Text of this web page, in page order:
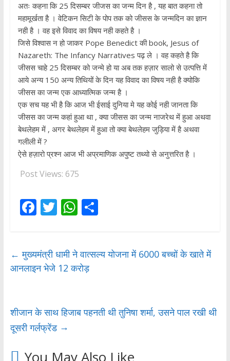
अतः कहना कि 25 दिसम्बर जीजस का जन्म दिन है , यह बात कहना तो
महामूर्खता है । वेटिकन सिटी के पोप तक को जीसस के जन्मदिन का ज्ञान
नही है । वह इसे विवाद का विषय नही कहते है ।
जिसे विश्वास न हो जाकर Pope Benedict की book, Jesus of
Nazareth: The Infancy Narratives पढ़ ले । वह कहते है कि
जीसस चाहे 25 दिसम्बर को जन्मे हो या अब तक हज़ार सालो से उत्पत्ति में
आये अन्य 150 अन्य तिथियों के दिन यह विवाद का विषय नही है क्योकि
जीसस का जन्म एक आध्यात्मिक जन्म है ।
एक सच यह भी है कि आज भी ईसाई दुनिया मे यह कोई नही जानता कि
जीसस का जन्म कहां हुआ था , क्या जीसस का जन्म नाजरेथ में हुआ अथवा
बेथलेहम में , अगर बेथलेहम में हुआ तो क्या बेथलेहम जुड़िया में है अथवा
गलीली में ?
ऐसे हज़ारो प्रश्न आज भी अप्रमाणिक अपुष्ट तथ्यो से अनुत्तरित है ।
Post Views: 675
F
b
o
k
T
er
W
s
A
p
S
e
← मुख्यमंत्री धामी ने वात्सल्य योजना में 6000 बच्चों के खाते में
आनलाइन भेजे 12 करोड़
शीजान के साथ हिजाब पहनती थी तुनिषा शर्मा, उसने पाल रखी थी
दूसरी गर्लफ्रेंड →
You May Also Like